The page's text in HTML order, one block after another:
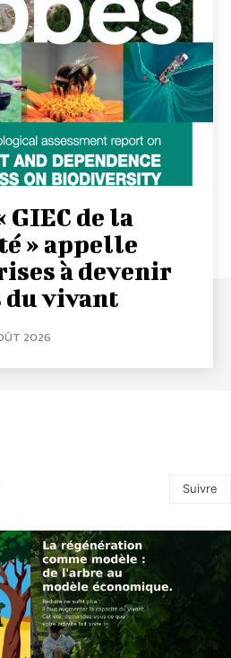
GIEC de la
» appelle
à devenir
du vivant
2026
Suivre